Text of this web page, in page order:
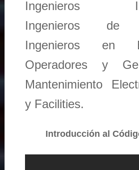
Ingenieros
Ingenieros de
Ingenieros en
Operadores y
Mantenimiento
y Facilities.
Introducción al